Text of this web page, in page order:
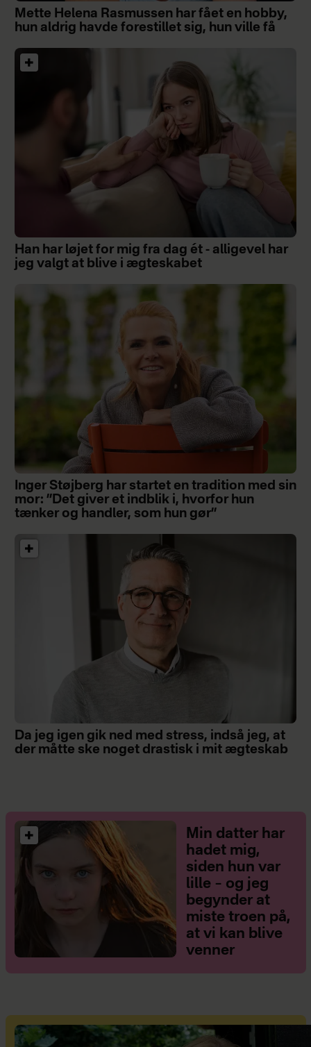
Mette Helena Rasmussen har fået en hobby,
hun aldrig havde forestillet sig, hun ville få
Han har løjet for mig fra dag ét - alligevel har
jeg valgt at blive i ægteskabet
Inger Støjberg har startet en tradition med sin
mor: ”Det giver et indblik i, hvorfor hun
tænker og handler, som hun gør”
Da jeg igen gik ned med stress, indså jeg, at
der måtte ske noget drastisk i mit ægteskab
Min datter har
hadet mig,
siden hun var
lille – og jeg
begynder at
miste troen på,
at vi kan blive
venner